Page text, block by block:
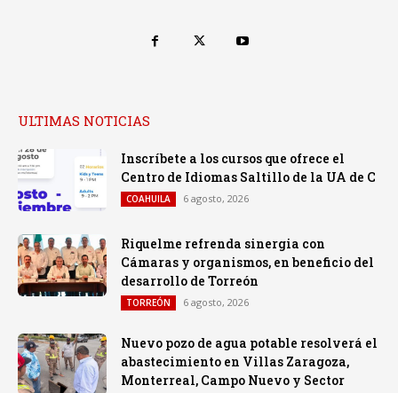
ULTIMAS NOTICIAS
Inscríbete a los cursos que ofrece el
Centro de Idiomas Saltillo de la UA de C
COAHUILA 6 agosto, 2026
Riquelme refrenda sinergia con
Cámaras y organismos, en beneficio del
desarrollo de Torreón
TORREÓN 6 agosto, 2026
Nuevo pozo de agua potable resolverá el
abastecimiento en Villas Zaragoza,
Monterreal, Campo Nuevo y Sector